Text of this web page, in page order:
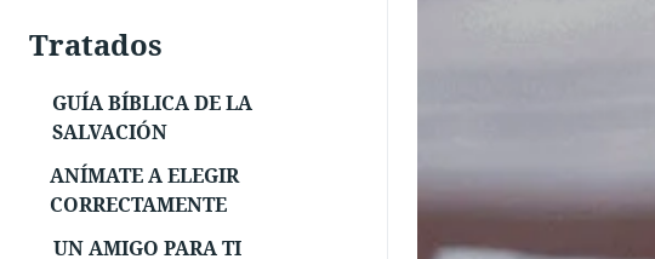
Tratados
GUÍA BÍBLICA DE LA
SALVACIÓN
ANÍMATE A ELEGIR
CORRECTAMENTE
UN AMIGO PARA TI